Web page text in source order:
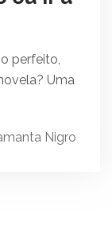
perfeito,
Uma
Nigro